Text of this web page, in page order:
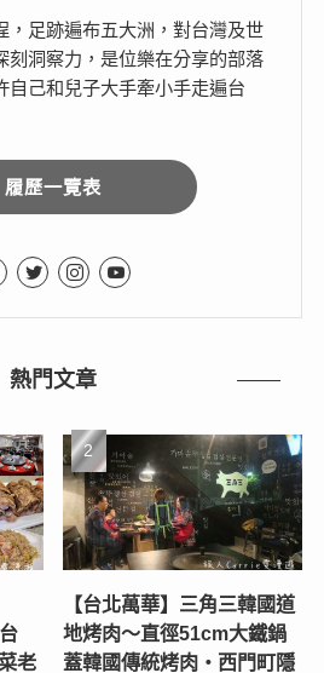
，足跡遍布五大洲，對台灣及世
刻洞察力，是位樂在分享的部落
自己和兒子大手牽小手走遍台
履歷一覽表
熱門文章
老
【台北萬華】三角三韓國道
地烤肉～直徑51cm大鐵鍋
蓋韓國傳統烤肉‧西門町隱